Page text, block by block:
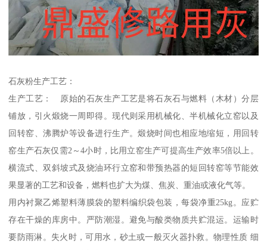
石灰粉生产工艺：
生产工艺： 原始的石灰生产工艺是将石灰石与燃料（木材）分层
铺放，引火煅烧一周即得。现代则采用机械化、半机械化立窑以及
回转窑、沸腾炉等设备进行生产。煅烧时间也相应地缩短，用回转
窑生产石灰仅需2～4小时，比用立窑生产可提高生产效率5倍以上。
横流式、双斜坡式及烧油环行立窑和带预热器的短回转窑等节能效
果显著的工艺和设备，燃料也扩大为煤、焦炭、重油或液化气等。
用内衬聚乙烯塑料薄膜袋的塑料编织袋包装，每袋净重25kg。应贮
存在干燥的库房中。严防潮湿。避免与酸类物质共贮混运。运输时
要防雨淋。失火时，可用水，砂土或一般灭火器扑救。物理性质 细